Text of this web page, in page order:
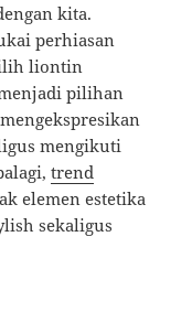
kita.
perhiasan
liontin
pilihan
mengikuti
trend
elemen estetika
sekaligus